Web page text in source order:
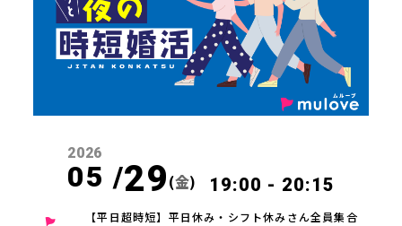
2026
05 /29 (金) 19:00 - 20:15
【平日超時短】平日休み・シフト休みさん全員集合